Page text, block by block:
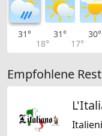
31°
18°
31°
17°
30°
Empfohlene